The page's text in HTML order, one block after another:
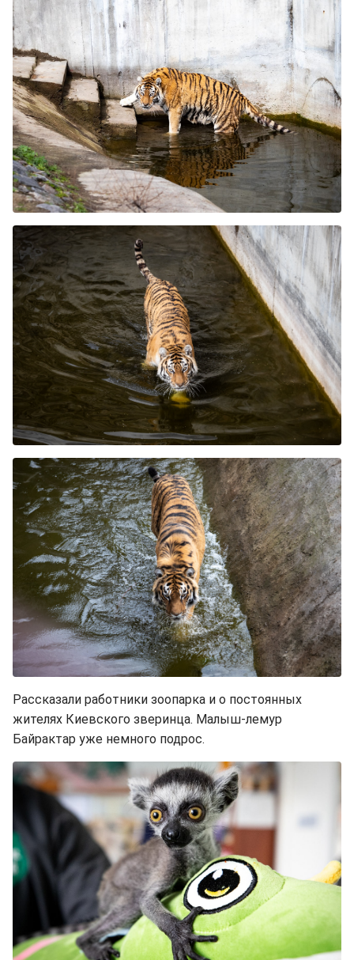
Рассказали работники зоопарка и о постоянных
жителях Киевского зверинца. Малыш-лемур
Байрактар уже немного подрос.